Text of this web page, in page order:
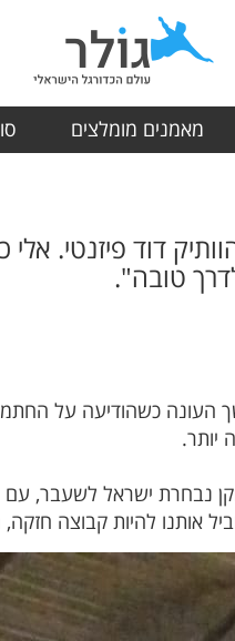
מאמנים מומלצים
דוד פיזנטי.
טובה".
כשהודיעה על
יותר.
נבחרת ישראל לשעבר, עם
אותנו להיות קבוצה